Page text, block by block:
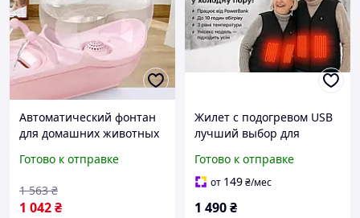
Автоматический фонтан
для домашних животных
тихим насосом для
Готово к отправке
1 042₴
1 563 ₴
Жилет с подогревом USB
лучший выбор для
Готово к отправке
от 149₴/мес
1 490₴